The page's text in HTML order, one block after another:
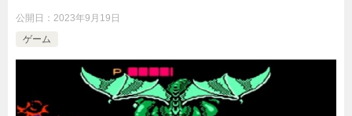
公開日： 2023年9月19日
ゲーム